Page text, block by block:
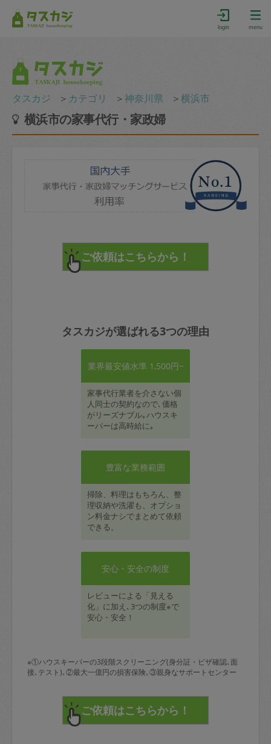
login menu
タスカジ ＞ カテゴリ ＞神奈川県 ＞横浜市
横浜市の家事代行・家政婦
タスカジが選ばれる3つの理由
業界最安値水準 1,500円~
家事代行業者を介さない個
人同士の契約なので､価格
がリーズナブル｡ハウスキ
ーパーは高時給に｡
豊富な業務範囲
掃除、料理はもちろん、整
理収納や洗濯も、オプショ
ン料金ナシでまとめて依頼
できる。
安心・安全の制度
レビューによる「見える
化」に加え､3つの制度※で
安心・安全！
※①ハウスキーパーの3段階スクリーニング(身分証・ビザ確認､面
接､テスト)､②最大一億円の損害保険､③親身なサポートセンター